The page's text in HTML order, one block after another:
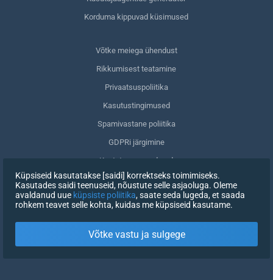
Korduma kippuvad küsimused
Võtke meiega ühendust
Rikkumisest teatamine
Privaatsuspoliitika
Kasutustingimused
Spamivastane poliitika
GDPRi järgimine
Kustuta oma andmed
Nõusoleku tagasivõtmine
LOGI SISSE
Küpsiseid kasutatakse [saidi] korrektseks toimimiseks.
Kasutades saidi teenuseid, nõustute selle asjaoluga. Oleme
avaldanud uue küpsiste poliitika, saate seda lugeda, et saada
rohkem teavet selle kohta, kuidas me küpsiseid kasutame.
Võtke vastu ja sulgege